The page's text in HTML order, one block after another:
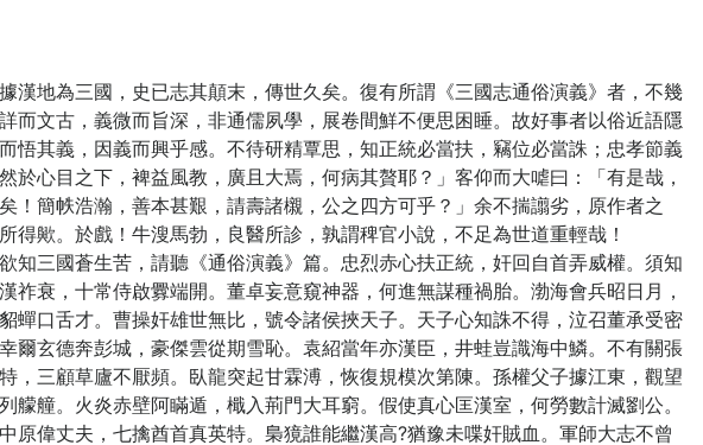
地為三國，史已志其顛末，傳世久矣。復有所謂《三國志通俗演義》者，不幾
而文古，義微而旨深，非通儒夙學，展卷間鮮不便思困睡。故好事者以俗近語隱
悟其義，因義而興乎感。不待研精覃思，知正統必當扶，竊位必當誅；忠孝節義
於心目之下，裨益風教，廣且大焉，何病其贅耶？」客仰而大㖸曰：「有是哉，
！簡帙浩瀚，善本甚艱，請壽諸櫬，公之四方可乎？」余不揣譾劣，原作者之
得歟。於戲！牛溲馬勃，良醫所診，孰謂稗官小說，不足為世道重輕哉！
三國蒼生苦，請聽《通俗演義》篇。忠烈赤心扶正統，奸回自首弄威權。須知
祚衰，十常侍啟釁端開。董卓妄意窺神器，何進無謀種禍胎。渤海會兵昭日月，
蟬口舌才。曹操奸雄世無比，號令諸侯挾天子。天子心知誅不得，泣召董承受密
爾玄德奔彭城，豪傑雲從期雪恥。袁紹當年亦漢臣，井蛙豈識海中鱗。不有關張
，三顧草廬不厭頻。臥龍突起甘霖溥，恢復規模次第陳。孫權父子據江東，觀望
艨艟。火炎赤壁阿瞞遁，檝入荊門大耳窮。假使真心匡漢室，何勞數計滅劉公。
原偉丈夫，七擒酋首真英特。梟獍誰能繼漢高?猶豫未喋奸賊血。軍師大志不曾